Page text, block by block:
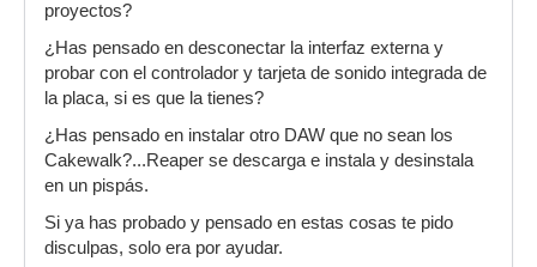
proyectos?
¿Has pensado en desconectar la interfaz externa y
probar con el controlador y tarjeta de sonido integrada de
la placa, si es que la tienes?
¿Has pensado en instalar otro DAW que no sean los
Cakewalk?...Reaper se descarga e instala y desinstala
en un pispás.
Si ya has probado y pensado en estas cosas te pido
disculpas, solo era por ayudar.